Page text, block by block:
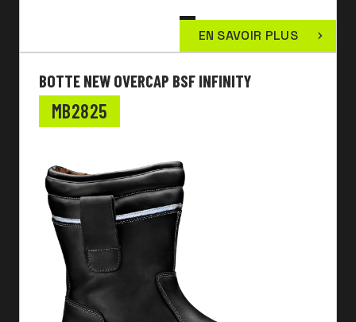
EN SAVOIR PLUS
BOTTE NEW OVERCAP BSF INFINITY
MB2825